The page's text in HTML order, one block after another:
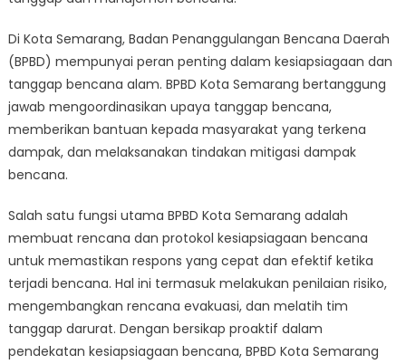
Bencana
Di Kota Semarang, Badan Penanggulangan Bencana Daerah
(BPBD) mempunyai peran penting dalam kesiapsiagaan dan
tanggap bencana alam. BPBD Kota Semarang bertanggung
jawab mengoordinasikan upaya tanggap bencana,
memberikan bantuan kepada masyarakat yang terkena
dampak, dan melaksanakan tindakan mitigasi dampak
bencana.
Salah satu fungsi utama BPBD Kota Semarang adalah
membuat rencana dan protokol kesiapsiagaan bencana
untuk memastikan respons yang cepat dan efektif ketika
terjadi bencana. Hal ini termasuk melakukan penilaian risiko,
mengembangkan rencana evakuasi, dan melatih tim
tanggap darurat. Dengan bersikap proaktif dalam
pendekatan kesiapsiagaan bencana, BPBD Kota Semarang